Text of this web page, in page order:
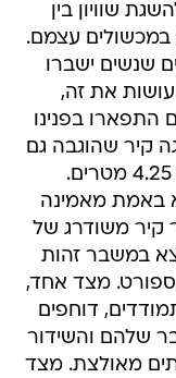
שוויון בין
במכשולים עצמם.
שנשים ישברו
עושות את זה,
בפנינו
קיר שהוגבה גם
הוא בהתאמה) - הונמך שוב לגובה 4.25 מטרים.
באמת מאמינה
קיר משודרג של
במשבר זהות
ספורט. מצד אחד,
דוחפים
שלהם והשידור
מאולצת. מצד